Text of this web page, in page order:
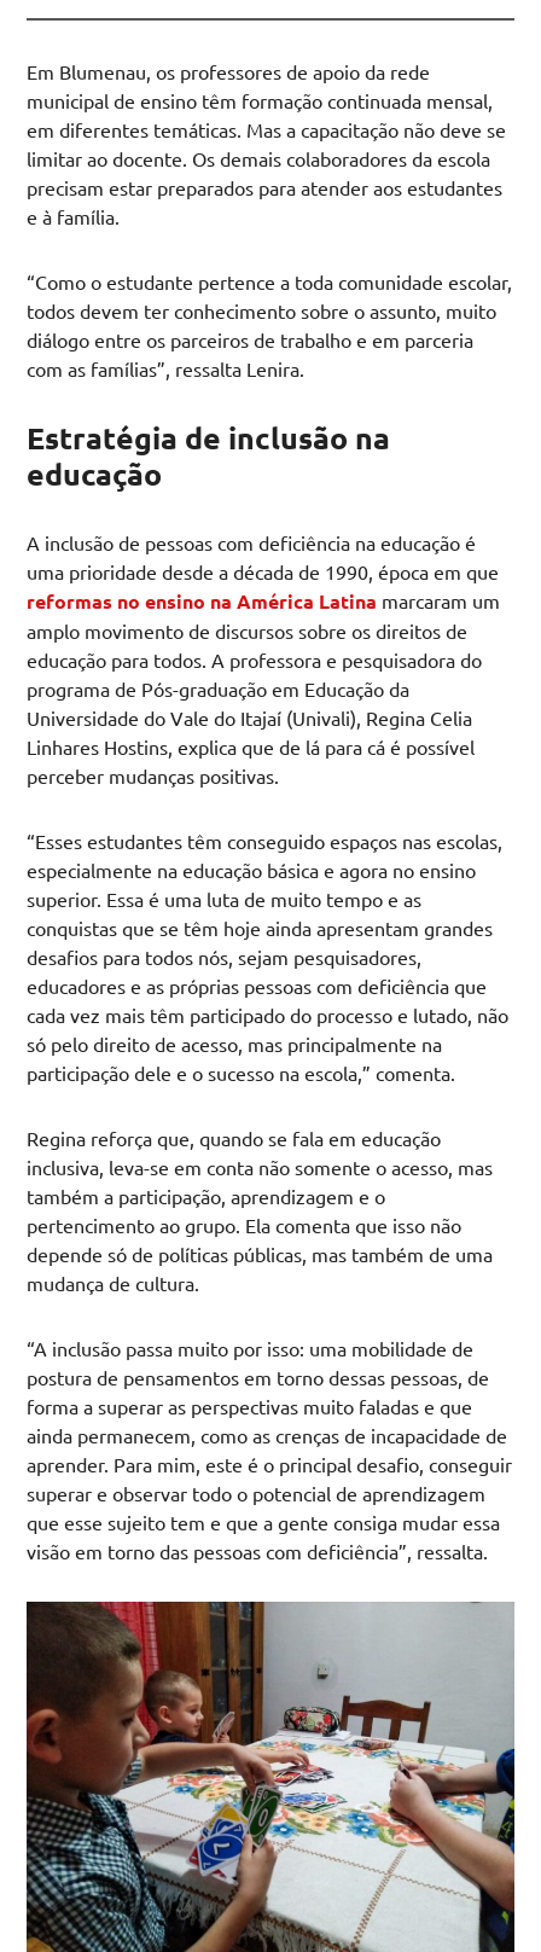
Em Blumenau, os professores de apoio da rede
municipal de ensino têm formação continuada mensal,
em diferentes temáticas. Mas a capacitação não deve se
limitar ao docente. Os demais colaboradores da escola
precisam estar preparados para atender aos estudantes
e à família.
“Como o estudante pertence a toda comunidade escolar,
todos devem ter conhecimento sobre o assunto, muito
diálogo entre os parceiros de trabalho e em parceria
com as famílias”, ressalta Lenira.
Estratégia de inclusão na
educação
A inclusão de pessoas com deficiência na educação é
uma prioridade desde a década de 1990, época em que
reformas no ensino na América Latina marcaram um
amplo movimento de discursos sobre os direitos de
educação para todos. A professora e pesquisadora do
programa de Pós-graduação em Educação da
Universidade do Vale do Itajaí (Univali), Regina Celia
Linhares Hostins, explica que de lá para cá é possível
perceber mudanças positivas.
“Esses estudantes têm conseguido espaços nas escolas,
especialmente na educação básica e agora no ensino
superior. Essa é uma luta de muito tempo e as
conquistas que se têm hoje ainda apresentam grandes
desafios para todos nós, sejam pesquisadores,
educadores e as próprias pessoas com deficiência que
cada vez mais têm participado do processo e lutado, não
só pelo direito de acesso, mas principalmente na
participação dele e o sucesso na escola,” comenta.
Regina reforça que, quando se fala em educação
inclusiva, leva-se em conta não somente o acesso, mas
também a participação, aprendizagem e o
pertencimento ao grupo. Ela comenta que isso não
depende só de políticas públicas, mas também de uma
mudança de cultura.
“A inclusão passa muito por isso: uma mobilidade de
postura de pensamentos em torno dessas pessoas, de
forma a superar as perspectivas muito faladas e que
ainda permanecem, como as crenças de incapacidade de
aprender. Para mim, este é o principal desafio, conseguir
superar e observar todo o potencial de aprendizagem
que esse sujeito tem e que a gente consiga mudar essa
visão em torno das pessoas com deficiência”, ressalta.